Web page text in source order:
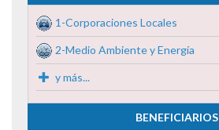
1-Corporaciones Locales
2-Medio Ambiente y Energía
y más...
BENEFICIARIOS